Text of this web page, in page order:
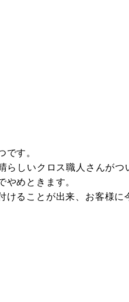
す。
しいクロス職人さんがつ
めときます。
ることが出来、お客様